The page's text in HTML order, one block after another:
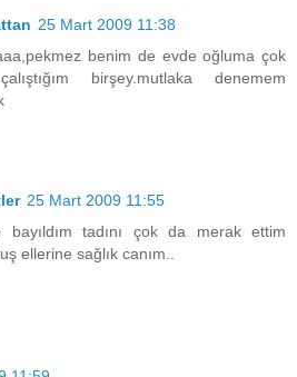
25 Mart 2009 11:38
benim de evde oğluma çok
birşey.mutlaka denemem
25 Mart 2009 11:55
bayıldım tadını çok da merak ettim
ellerine sağlık canım..